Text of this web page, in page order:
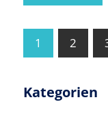
Beiträge
1 2
Kategorien